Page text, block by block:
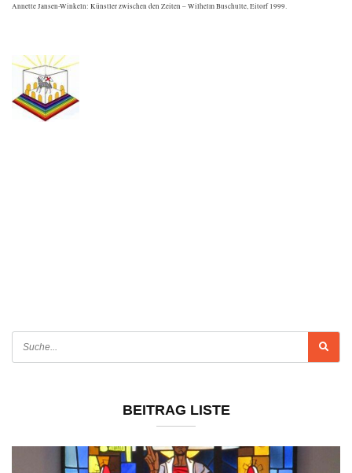
Annette Jansen-Winkeln: Künstler zwischen den Zeiten – Wilhelm Buschulte, Eitorf 1999.
BEITRAG LISTE